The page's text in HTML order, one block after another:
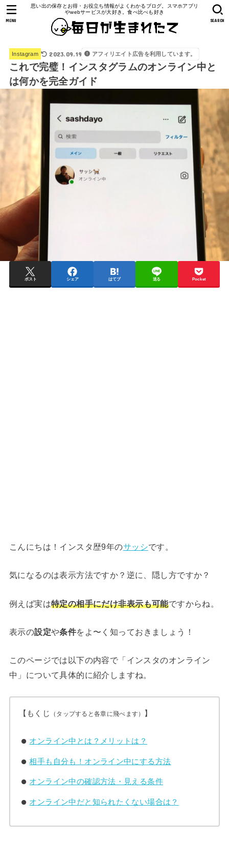
思い出の保存とお得・お役立ち情報がよくわかるブログ。スマホアプリ
やwebサービスが大好き。食べ比べも好き
SEARCH
MENU
Instagram 2023.09.19 アフィリエイト広告を利用しています。
これで完璧！インスタグラムのオンライン中と
は何かを完全ガイド
ポスト シェア はてブ 送る Pocket
こんにちは！インスタ歴9年のサッシです。
気になるのは表示方法ですか？逆に、隠し方ですか？
例えば実は特定の相手にだけ非表示も可能ですからね。
表示の設定や条件をよ〜く知っておきましょう！
このページでは以下の内容で「インスタのオンライン
中」について具体的に紹介しますね。
【もくじ （タップすると各章に飛べます） 】
オンライン中とは？メリットは？
相手も自分も！オンライン中にする方法
オンライン中の確認方法・見える条件
オンライン中だと知られたくない場合は？